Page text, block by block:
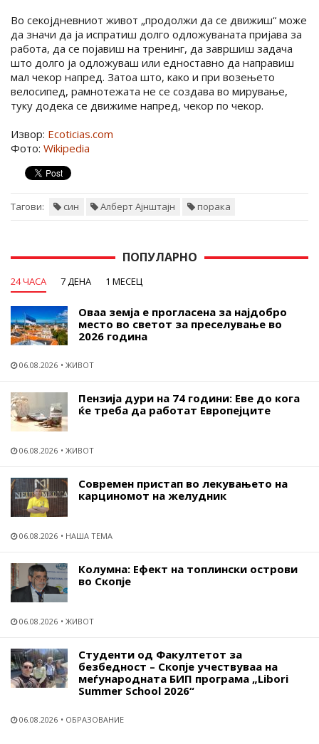
Во секојдневниот живот „продолжи да се движиш“ може
да значи да ја испратиш долго одложуваната пријава за
работа, да се појавиш на тренинг, да завршиш задача
што долго ја одложуваш или едноставно да направиш
мал чекор напред. Затоа што, како и при возењето
велосипед, рамнотежата не се создава во мирување,
туку додека се движиме напред, чекор по чекор.
Извор: Ecoticias.com
Фото: Wikipedia
Тагови: син Алберт Ајнштајн порака
ПОПУЛАРНО
24 ЧАСА 7 ДЕНА 1 МЕСЕЦ
Оваа земја е прогласена за најдобро
место во светот за преселување во
2026 година
06.08.2026 ЖИВОТ
Пензија дури на 74 години: Еве до кога
ќе треба да работат Европејците
06.08.2026 ЖИВОТ
Современ пристап во лекувањето на
карциномот на желудник
06.08.2026 НАША ТЕМА
Колумна: Ефект на топлински острови
во Скопје
06.08.2026 ЖИВОТ
Студенти од Факултетот за
безбедност – Скопје учествуваа на
меѓународната БИП програма „Libori
Summer School 2026“
06.08.2026 ОБРАЗОВАНИЕ